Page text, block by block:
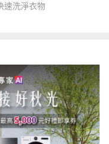
速洗淨衣物